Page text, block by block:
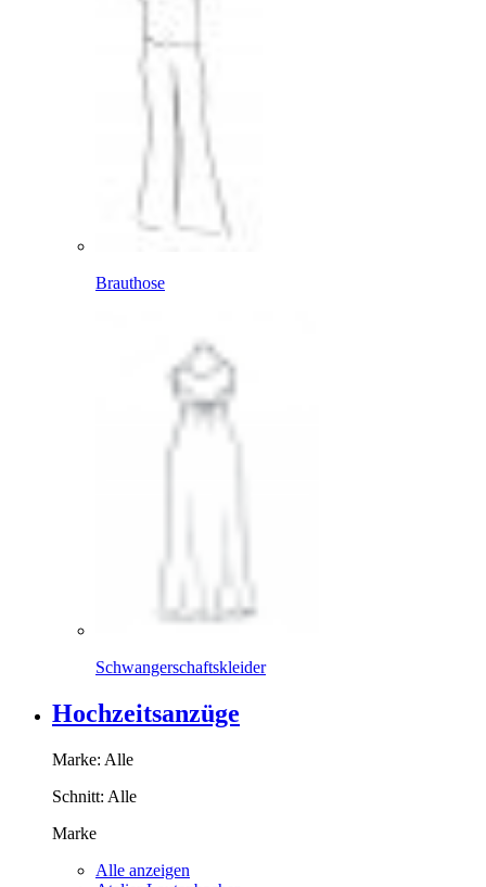
Brauthose
Schwangerschaftskleider
Hochzeitsanzüge
Marke: Alle
Schnitt: Alle
Marke
Alle anzeigen